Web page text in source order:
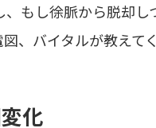
もし徐脈から脱却
、バイタルが教えてく
化